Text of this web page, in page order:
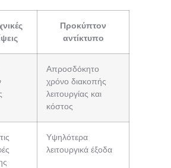
Προκύπτον
αντίκτυπο
Απροσδόκητο
χρόνο διακοπής
λειτουργίας και
κόστος
Υψηλότερα
λειτουργικά έξοδα